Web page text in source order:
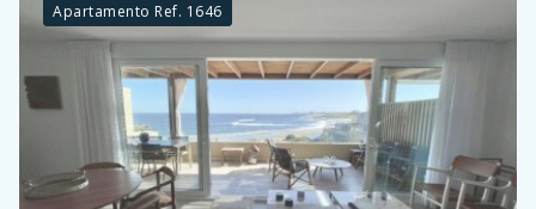
Apartamento Ref. 1646